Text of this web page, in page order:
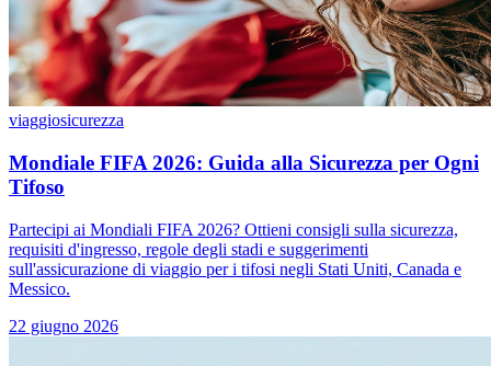
viaggiosicurezza
Mondiale FIFA 2026: Guida alla Sicurezza per Ogni
Tifoso
Partecipi ai Mondiali FIFA 2026? Ottieni consigli sulla sicurezza,
requisiti d'ingresso, regole degli stadi e suggerimenti
sull'assicurazione di viaggio per i tifosi negli Stati Uniti, Canada e
Messico.
22 giugno 2026